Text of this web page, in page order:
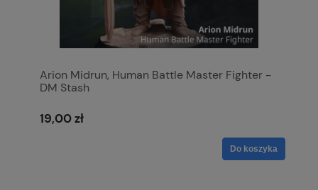
Arion Midrun, Human Battle Master Fighter -
DM Stash
19,00 zł
Do koszyka